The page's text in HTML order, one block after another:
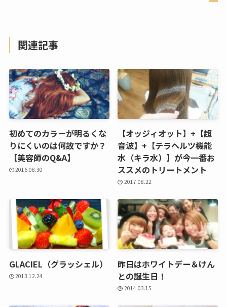
関連記事
初めてのカラーが明るくな
りにくいのは何故ですか？
【美容師のQ&A】
2016.08.30
【オッジィオット】+【超
音波】+【テラヘルツ機能
水（キラ水）】が今一番お
ススメのトリートメント
2017.08.22
GLACIEL（グラッシェル）
2013.12.24
昨日はホワイトデー＆けん
との誕生日！
2014.03.15